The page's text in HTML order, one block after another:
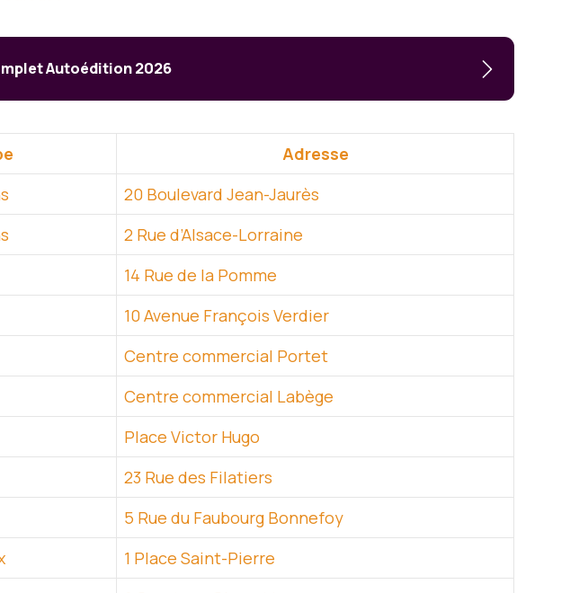
Autoédition 2026
Adresse
20 Boulevard Jean-Jaurès
2 Rue d’Alsace-Lorraine
14 Rue de la Pomme
10 Avenue François Verdier
Centre commercial Portet
Centre commercial Labège
Place Victor Hugo
23 Rue des Filatiers
5 Rue du Faubourg Bonnefoy
1 Place Saint-Pierre